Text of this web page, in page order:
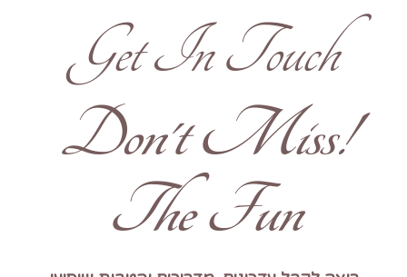
Get In Touch
!Don't Miss
The Fun